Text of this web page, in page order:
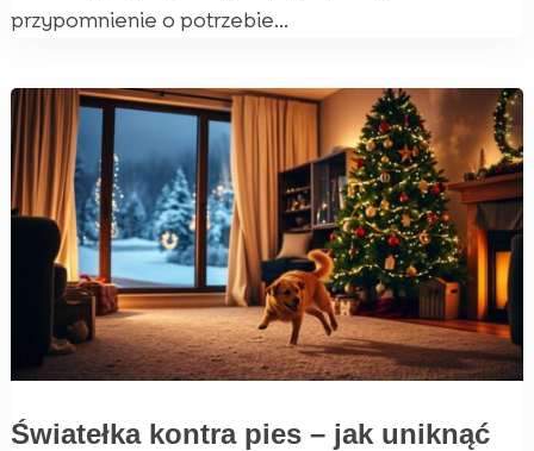
przypomnienie o potrzebie...
Światełka kontra pies – jak uniknąć